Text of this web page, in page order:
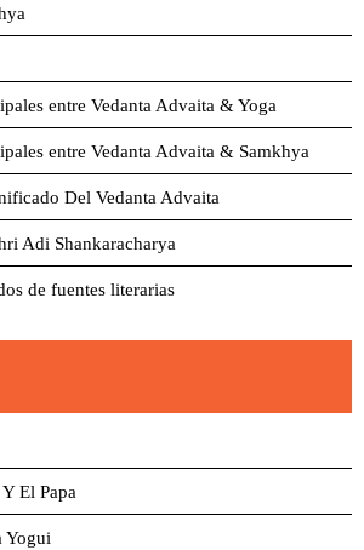
entre Vedanta Advaita & Yoga
entre Vedanta Advaita & Samkhya
Del Vedanta Advaita
Adi Shankaracharya
de fuentes literarias
El Papa
Yogui